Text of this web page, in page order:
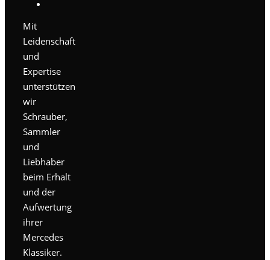
Mit
Leidenschaft
und
Expertise
unterstützen
wir
Schrauber,
Sammler
und
Liebhaber
beim Erhalt
und der
Aufwertung
ihrer
Mercedes
Klassiker.